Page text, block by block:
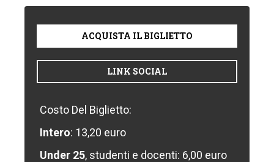
ACQUISTA IL BIGLIETTO
LINK SOCIAL
Costo Del Biglietto:
Intero: 13,20 euro
Under 25, studenti e docenti: 6,00 euro